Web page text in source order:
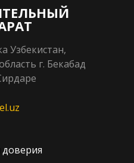
Узбекистан,
г. Бекабад